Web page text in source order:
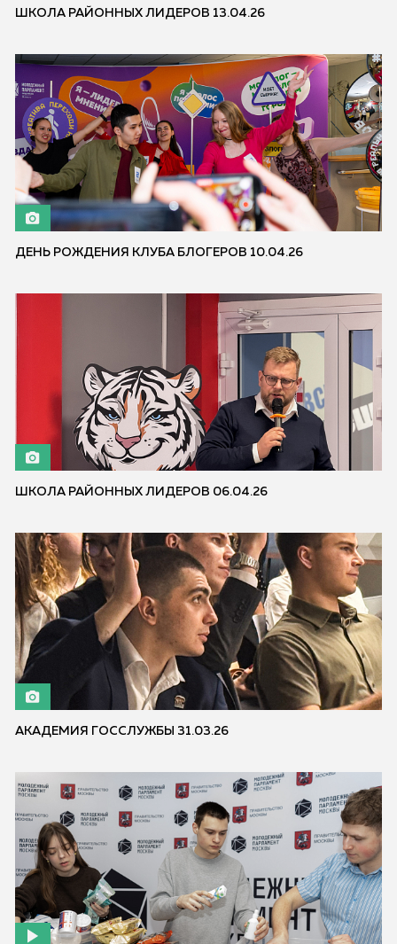
ШКОЛА РАЙОННЫХ ЛИДЕРОВ 13.04.26
ДЕНЬ РОЖДЕНИЯ КЛУБА БЛОГЕРОВ 10.04.26
ШКОЛА РАЙОННЫХ ЛИДЕРОВ 06.04.26
АКАДЕМИЯ ГОССЛУЖБЫ 31.03.26